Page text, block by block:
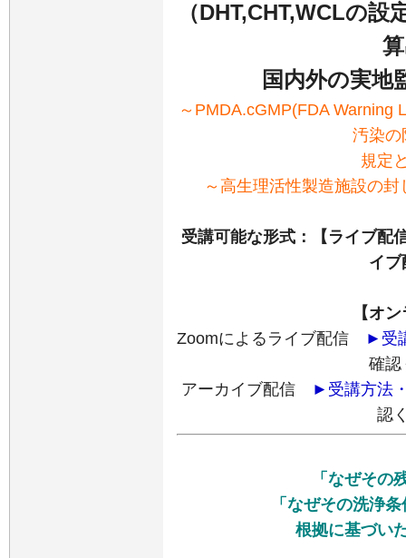
（DHT,CHT,WCLの
国内外の実地
～PMDA.cGMP(FDA Warning
汚染の
規定
～高生理活性製造施設の
受講可能な形式：【ライブ配
イブ
【オ
Zoomによるライブ配信
►受
確認
アーカイブ配信
►受講方法
認
「なぜその
「なぜその洗浄
根拠に基づい